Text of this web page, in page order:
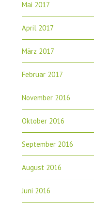
Mai 2017
April 2017
März 2017
Februar 2017
November 2016
Oktober 2016
September 2016
August 2016
Juni 2016